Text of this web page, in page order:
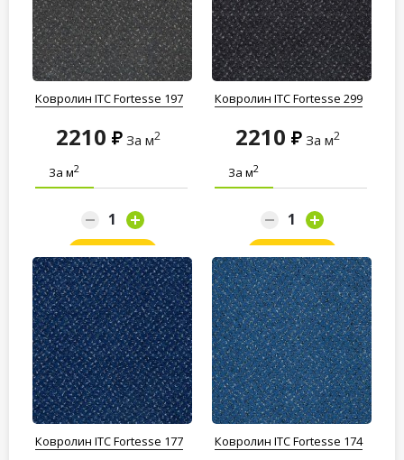
Ковролин ITC Fortesse 197
2210 За м2
За м2
Ковролин ITC Fortesse 299
2210 За м2
За м2
Ковролин ITC Fortesse 177 Ковролин ITC Fortesse 174